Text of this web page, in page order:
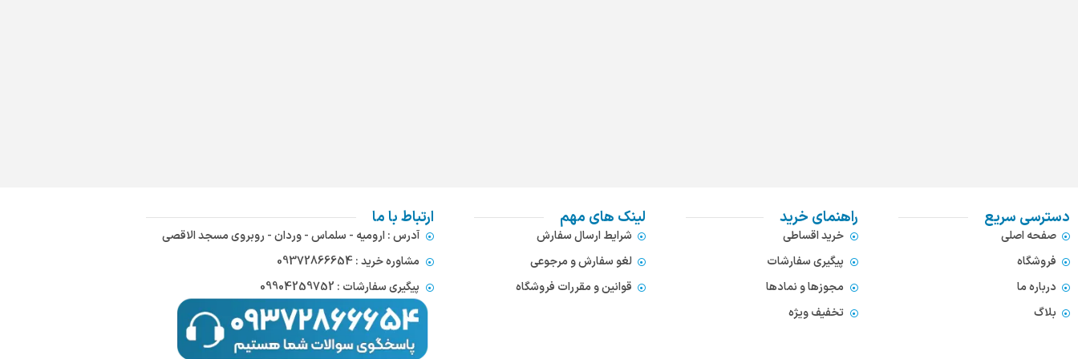
دسترسی سریع
صفحه اصلی
فروشگاه
درباره ما
بلاگ
راهنمای خرید
خرید اقساطی
پیگیری سفارشات
مجوزها و نمادها
تخفیف ویژه
لینک های مهم
شرایط ارسال سفارش
لغو سفارش و مرجوعی
قوانین و مقررات فروشگاه
ارتباط با ما
آدرس : ارومیه - سلماس - وردان - روبروی مسجد الاقصی
مشاوره خرید : 09372866654
پیگیری سفارشات : 09904259752